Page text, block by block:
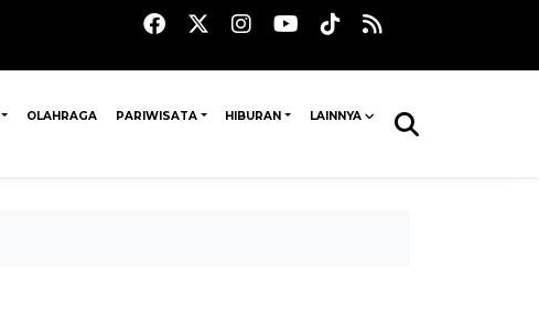
OLAHRAGA PARIWISATA HIBURAN LAINNYA